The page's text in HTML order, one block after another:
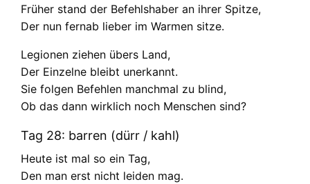
Früher stand der Befehlshaber an ihrer Spitze,
Der nun fernab lieber im Warmen sitze.
Legionen ziehen übers Land,
Der Einzelne bleibt unerkannt.
Sie folgen Befehlen manchmal zu blind,
Ob das dann wirklich noch Menschen sind?
Tag 28: barren (dürr / kahl)
Heute ist mal so ein Tag,
Den man erst nicht leiden mag.